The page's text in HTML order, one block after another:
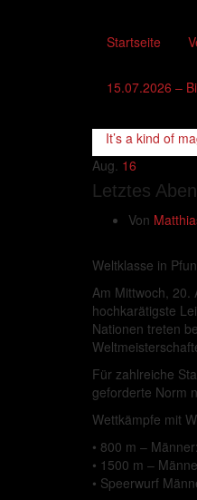
Startseite
15.07.2026 –
It’s a kind of
Aug. 16
Letztes
Von
Weltklasse in
Am Mittwoch, 20.
hochkarätigste
Nationen treten
Für zahlreiche
geforderte Norm
Wettkämpfe mit
• 800 m –
• 1500 m –
• Speerwurf